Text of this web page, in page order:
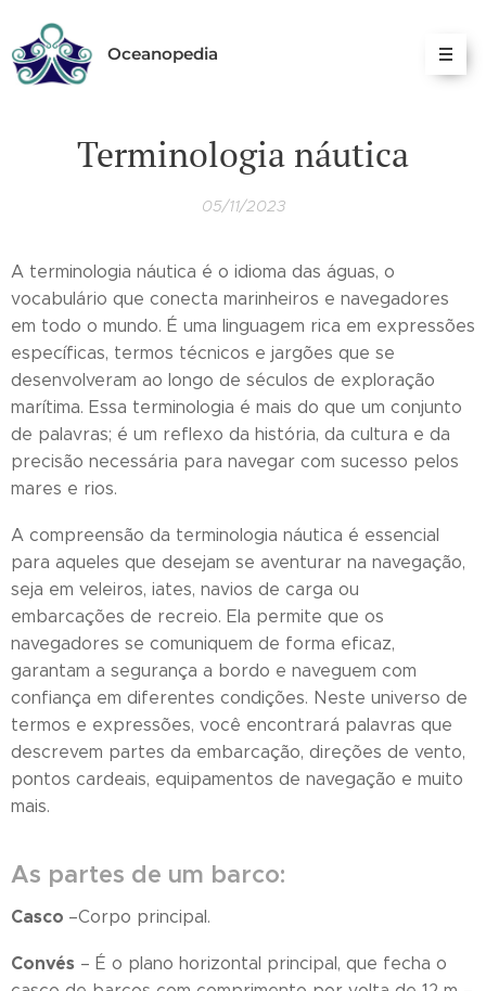
Oceanopedia
Terminologia náutica
05/11/2023
A terminologia náutica é o idioma das águas, o
vocabulário que conecta marinheiros e navegadores
em todo o mundo. É uma linguagem rica em expressões
específicas, termos técnicos e jargões que se
desenvolveram ao longo de séculos de exploração
marítima. Essa terminologia é mais do que um conjunto
de palavras; é um reflexo da história, da cultura e da
precisão necessária para navegar com sucesso pelos
mares e rios.
A compreensão da terminologia náutica é essencial
para aqueles que desejam se aventurar na navegação,
seja em veleiros, iates, navios de carga ou
embarcações de recreio. Ela permite que os
navegadores se comuniquem de forma eficaz,
garantam a segurança a bordo e naveguem com
confiança em diferentes condições. Neste universo de
termos e expressões, você encontrará palavras que
descrevem partes da embarcação, direções de vento,
pontos cardeais, equipamentos de navegação e muito
mais.
As partes de um barco:
Casco –Corpo principal.
Convés – É o plano horizontal principal, que fecha o